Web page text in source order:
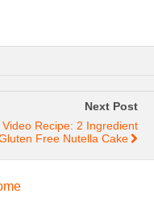
Next Post
Video Recipe: 2 Ingredient
Free Nutella Cake